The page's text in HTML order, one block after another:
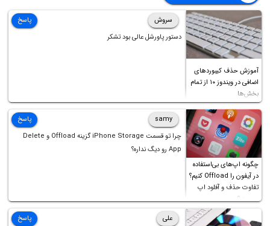
آموزش حذف کیبوردهای
اضافی در ویندوز ۱۰ از تمام
بخش‌ها
سروش
دستور پاورشل عالی بود تشکر
پاسخ
چگونه اپ‌های بی‌استفاده
در آیفون را Offload کنیم؟
تفاوت حذف و آفلود اپ
چیست؟
samy
چرا تو قسمت iPhone Storage گزینه Offload و Delete
App رو دیگ نداره؟
پاسخ
علی
پاسخ